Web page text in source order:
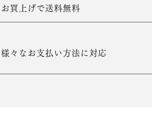
お買上げで送料無料
様々なお支払い方法に対応